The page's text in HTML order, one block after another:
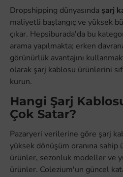
Dropshipping dünyasında şarj
maliyetli başlangıç ve yüksek
çıkar. Hepsiburada'da bu
arama yapılmakta; erken
görünürlük avantajını
olarak şarj kablosu ürünlerini
kurun.
Hangi Şarj
Çok Satar?
Pazaryeri verilerine göre şarj
yüksek dönüşüm oranına
ürünler, sezonluk modeller ve
ürünler. Colezium'un güncel